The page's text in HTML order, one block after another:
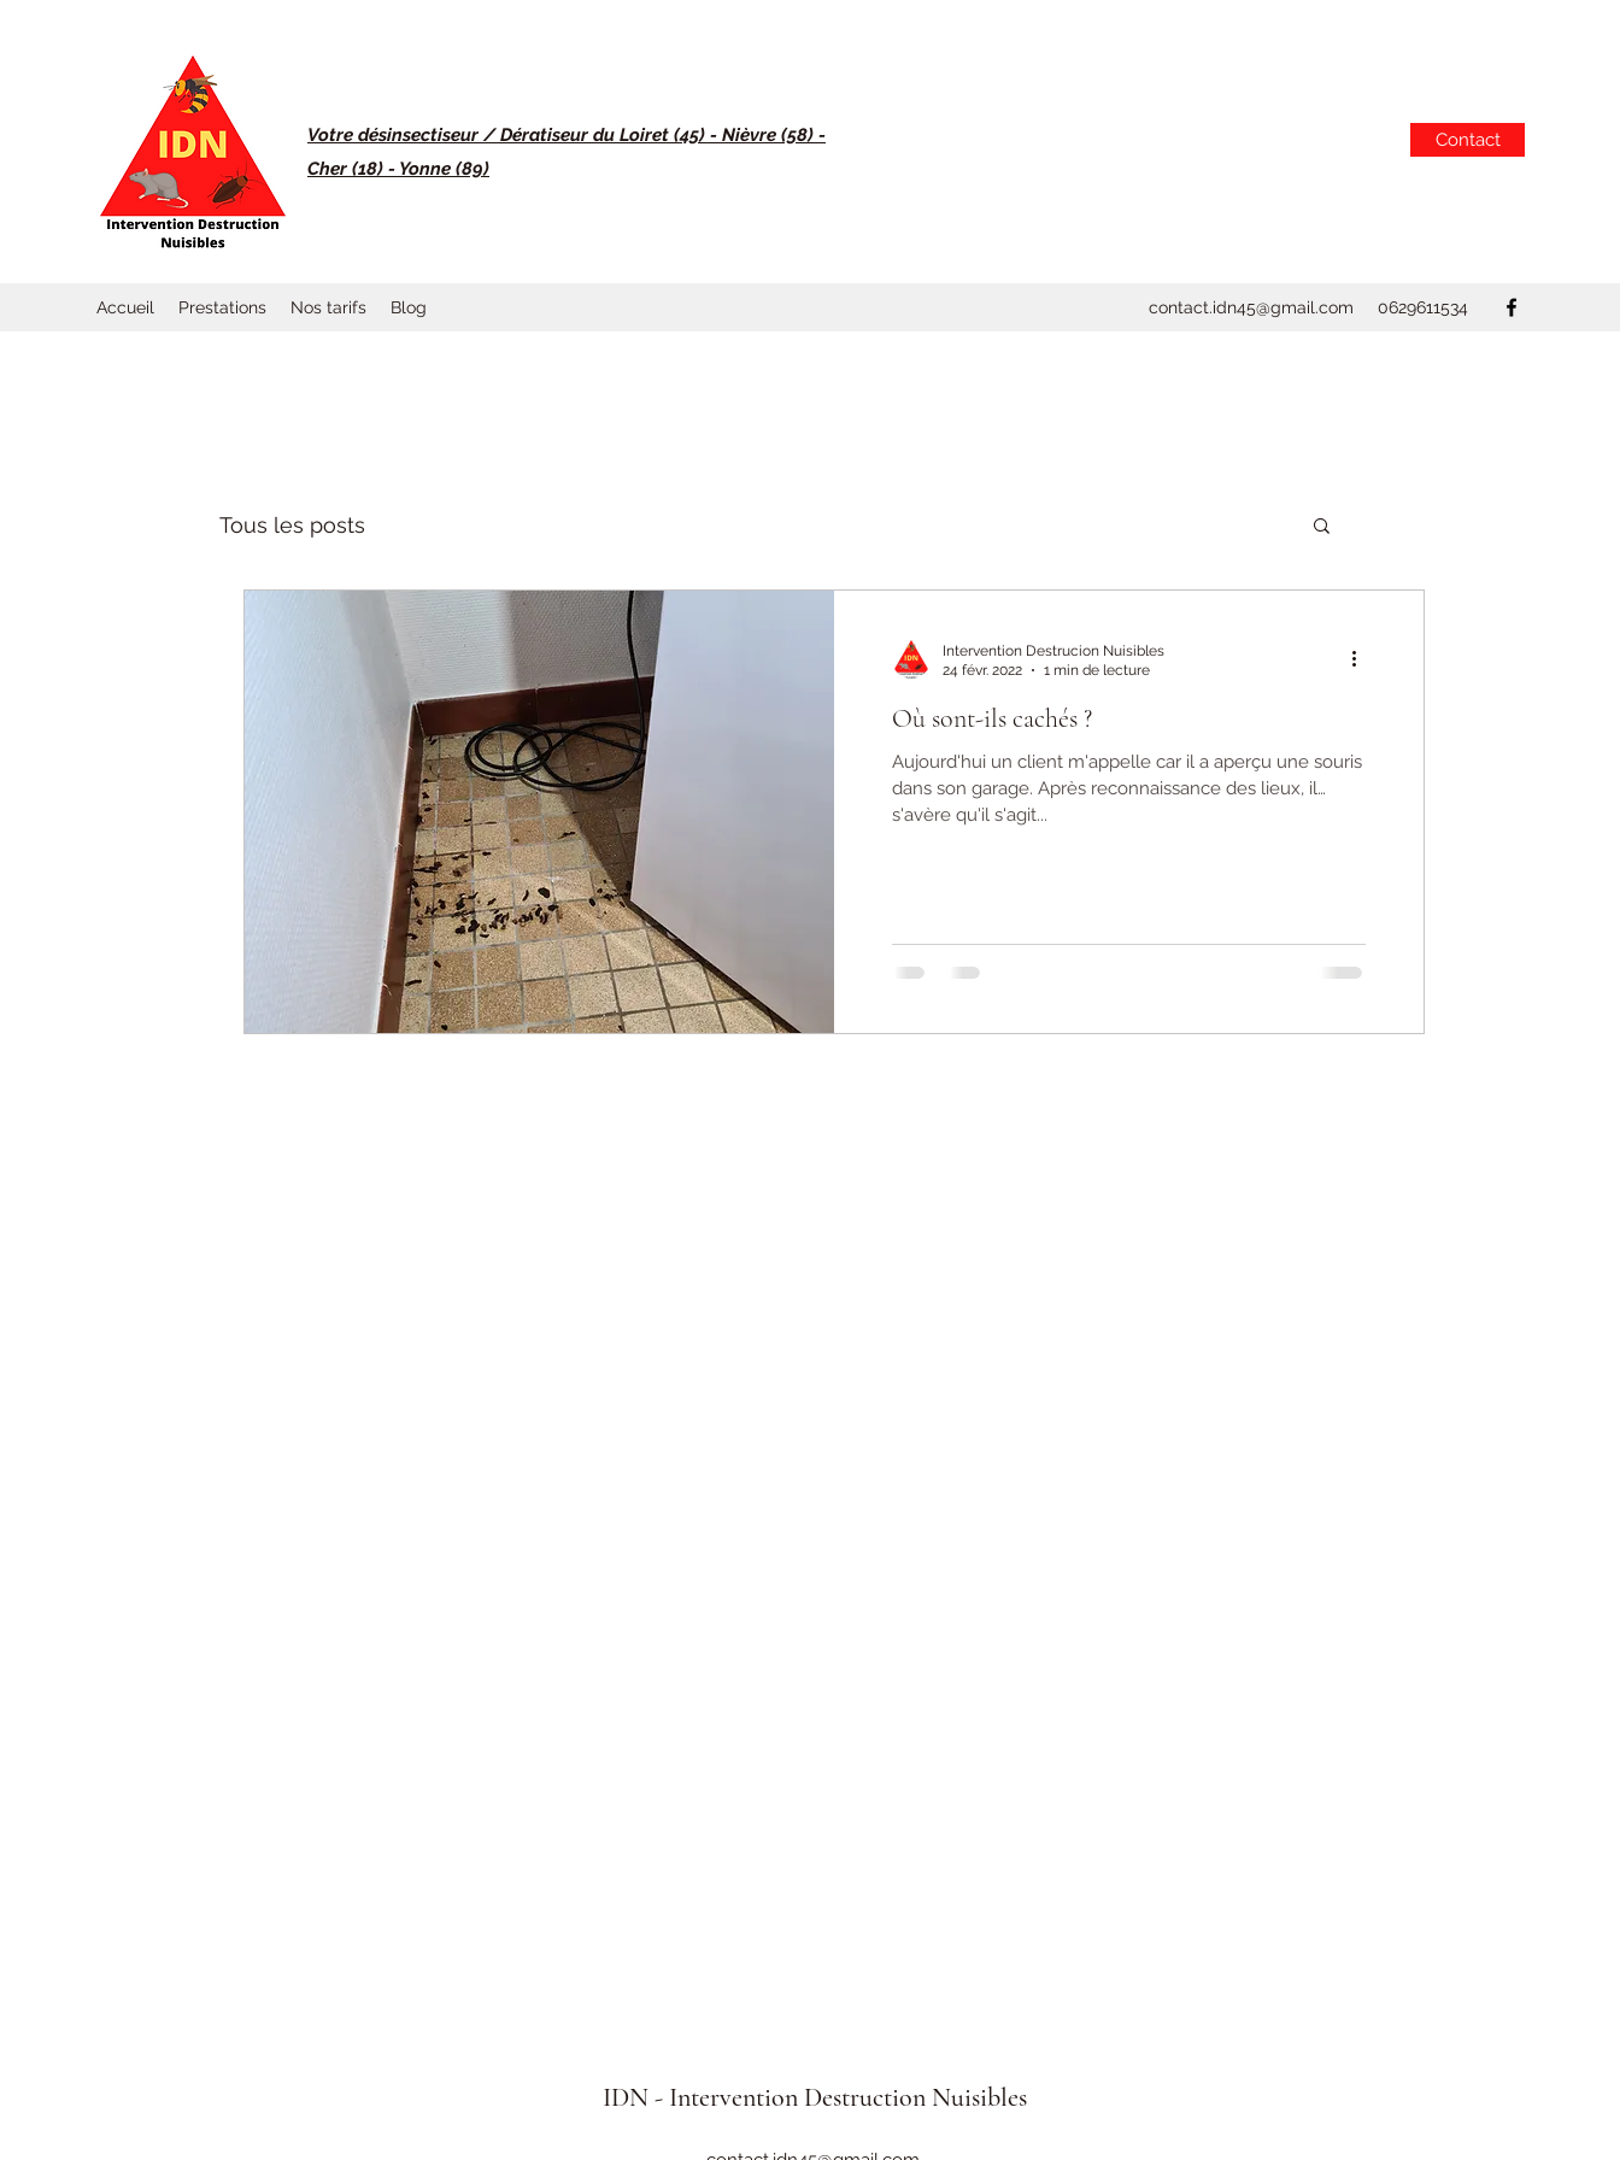
Votre désinsectiseur / Dératiseur du Loiret (45) - Nièvre (58) -
Cher (18) - Yonne (89)
Contact
Accueil Prestations Nos tarifs Blog contact.idn45@gmail.com 0629611534
Tous les posts
Intervention Destrucion Nuisibles
24 févr. 2022
1 min de lecture
Où sont-ils cachés ?
Aujourd'hui un client m'appelle car il a aperçu une souris
dans son garage. Après reconnaissance des lieux, il
s'avère qu'il s'agit...
IDN - Intervention Destruction Nuisibles